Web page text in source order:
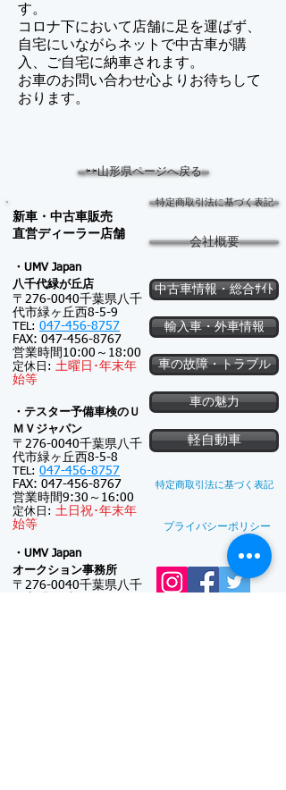
す。
コロナ下において店舗に足を運ばず、
自宅にいながらネットで中古車が購
入、ご自宅に納車されます。
​お車のお問い合わせ心よりお待ちして
おります。
⇦⇦山形県ページへ戻る
特定商取引法に基づく表記
会社概要
中古車情報・総合ｻｲﾄ
輸入車・外車情報
車の故障・トラブル
車の魅力
軽自動車
特定商取引法に基づく表記
プライバシーポリシー
新車・中古車販売
​直営ディーラー店舗
・UMV Japan
八千代緑が丘店
〒276-0040千葉県八千
代市緑ヶ丘西8-5-9
TEL: 047-456-8757
FAX: 047-456-8767
営業時間10:00～18:00
定休日: 土曜日･年末年
始等
・テスター予備車検のＵ
ＭＶジャパン
〒276-0040千葉県八千
代市緑ヶ丘西8-5-8
TEL: 047-456-8757
FAX: 047-456-8767
営業時間9:30～16:00
定休日: 土 日祝･年末年
始等
・UMV Japan
オークション事務所
〒276-0040千葉県八千